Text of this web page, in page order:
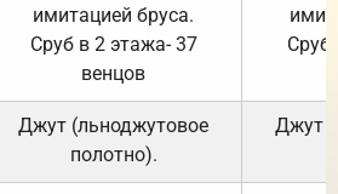
имитацией бруса.
Сруб в 2 этажа- 37
венцов
Сруб
Джут (льноджутовое
полотно).
Джут